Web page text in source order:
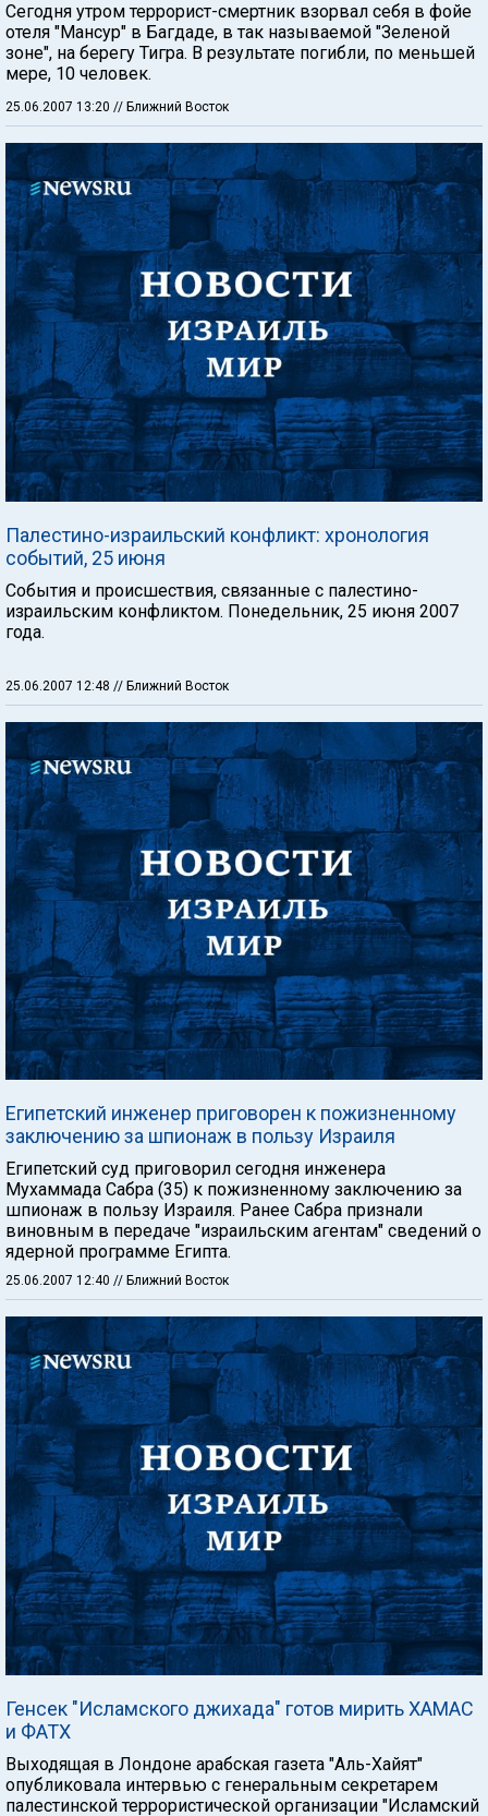
Сегодня утром террорист-смертник взорвал себя в фойе
отеля "Мансур" в Багдаде, в так называемой "Зеленой
зоне", на берегу Тигра. В результате погибли, по меньшей
мере, 10 человек.
25.06.2007 13:20 // Ближний Восток
Палестино-израильский конфликт: хронология
событий, 25 июня
События и происшествия, связанные с палестино-
израильским конфликтом. Понедельник, 25 июня 2007
года.
25.06.2007 12:48 // Ближний Восток
Египетский инженер приговорен к пожизненному
заключению за шпионаж в пользу Израиля
Египетский суд приговорил сегодня инженера
Мухаммада Сабра (35) к пожизненному заключению за
шпионаж в пользу Израиля. Ранее Сабра признали
виновным в передаче "израильским агентам" сведений о
ядерной программе Египта.
25.06.2007 12:40 // Ближний Восток
Генсек "Исламского джихада" готов мирить ХАМАС
и ФАТХ
Выходящая в Лондоне арабская газета "Аль-Хайят"
опубликовала интервью с генеральным секретарем
палестинской террористической организации "Исламский